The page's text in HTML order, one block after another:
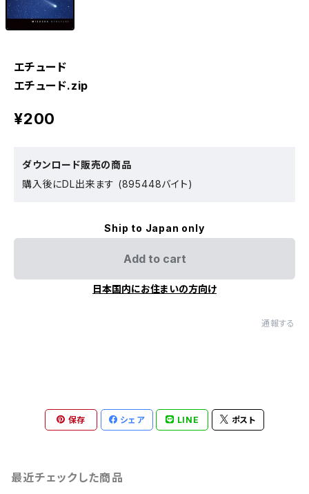
エチュード
エチュード.zip
¥200
ダウンロード販売の商品
購入後にDL出来ます (895448バイト)
Ship to Japan only
Add to cart
日本国内にお住まいの方向け
通報する
保存 シェア LINE ポスト
最近チェックした商品